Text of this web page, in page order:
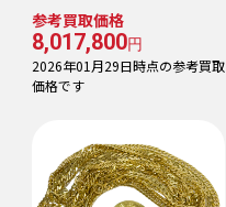
参考買取価格
8,017,800円
2026年01月29日時点の参考買取
価格です